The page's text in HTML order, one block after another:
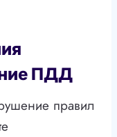
ПДД
правил